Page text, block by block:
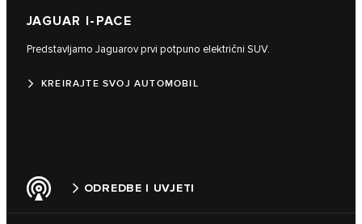
JAGUAR I-PACE
Predstavljamo Jaguarov prvi potpuno električni SUV.
KREIRAJTE SVOJ AUTOMOBIL
ODREDBE I UVJETI